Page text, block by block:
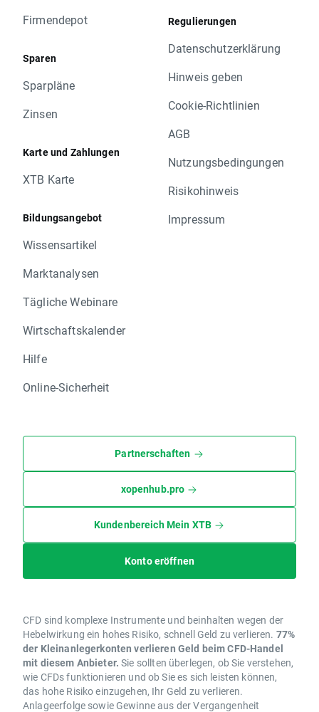
Firmendepot
Sparen
Sparpläne
Zinsen
Karte und Zahlungen
XTB Karte
Bildungsangebot
Wissensartikel
Marktanalysen
Tägliche Webinare
Wirtschaftskalender
Hilfe
Online-Sicherheit
Regulierungen
Datenschutzerklärung
Hinweis geben
Cookie-Richtlinien
AGB
Nutzungsbedingungen
Risikohinweis
Impressum
Partnerschaften
xopenhub.pro
Kundenbereich Mein XTB
Konto eröffnen
CFD sind komplexe Instrumente und beinhalten wegen der
Hebelwirkung ein hohes Risiko, schnell Geld zu verlieren. 77%
der Kleinanlegerkonten verlieren Geld beim CFD-Handel
mit diesem Anbieter. Sie sollten überlegen, ob Sie verstehen,
wie CFDs funktionieren und ob Sie es sich leisten können,
das hohe Risiko einzugehen, Ihr Geld zu verlieren.
Anlageerfolge sowie Gewinne aus der Vergangenheit